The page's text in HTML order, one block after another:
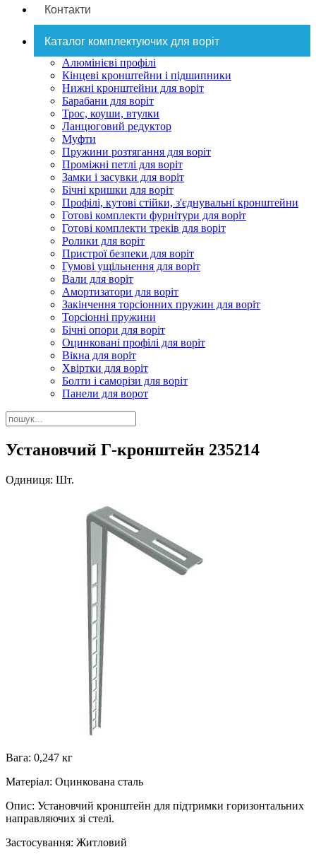
Контакти
Каталог комплектуючих для воріт
Алюмінієві профілі
Кінцеві кронштейни і підшипники
Нижні кронштейни для воріт
Барабани для воріт
Трос, коуши, втулки
Ланцюговий редуктор
Муфти
Пружини розтягання для воріт
Проміжні петлі для воріт
Замки і засувки для воріт
Бічні кришки для воріт
Профілі, кутові стійки, з'єднувальні кронштейни
Готові комплекти фурнітури для воріт
Готові комплекти треків для воріт
Ролики для воріт
Пристрої безпеки для воріт
Гумові ущільнення для воріт
Вали для воріт
Амортизатори для воріт
Закінчення торсіонних пружин для воріт
Торсіонні пружини
Бічні опори для воріт
Оцинковані профілі для воріт
Вікна для воріт
Хвіртки для воріт
Болти і саморізи для воріт
Панели для ворот
Установчий Г-кронштейн 235214
Одиниця: Шт.
Вага: 0,247 кг
Матеріал: Оцинкована сталь
Опис: Установчий кронштейн для підтримки горизонтальних
направляючих зі стелі.
Застосування: Житловий